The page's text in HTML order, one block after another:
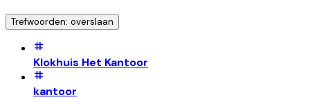
Trefwoorden: overslaan
Klokhuis Het Kantoor
kantoor